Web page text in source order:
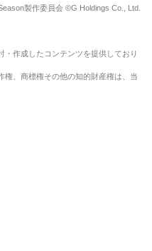
製作委員会 ©G Holdings Co., Ltd.
作成したコンテンツを提供しており
、商標権その他の知的財産権は、当